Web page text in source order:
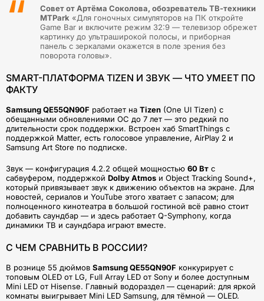
Совет от Артёма Соколова, обозреватель ТВ-техники
MTPark «Для гоночных симуляторов на ПК откройте
Game Bar и включите режим 32:9 — телевизор обрежет
картинку до ультраширокой полосы, и приборная
панель с зеркалами окажется в поле зрения без
поворота головы».
SMART-ПЛАТФОРМА TIZEN И ЗВУК — ЧТО УМЕЕТ ПО
ФАКТУ
Samsung QE55QN90F работает на Tizen (One UI Tizen) с
обещанными обновлениями ОС до 7 лет — это редкий по
длительности срок поддержки. Встроен хаб SmartThings с
поддержкой Matter, есть голосовое управление, AirPlay 2 и
Samsung Art Store по подписке.
Звук — конфигурация 4.2.2 общей мощностью 60 Вт с
сабвуфером, поддержкой Dolby Atmos и Object Tracking Sound+,
который привязывает звук к движению объектов на экране. Для
новостей, сериалов и YouTube этого хватает с запасом; для
полноценного кинотеатра в большой гостиной всё равно стоит
добавить саундбар — и здесь работает Q-Symphony, когда
динамики ТВ и саундбара играют вместе.
С ЧЕМ СРАВНИТЬ В РОССИИ?
В рознице 55 дюймов Samsung QE55QN90F конкурирует с
топовым OLED от LG, Full Array LED от Sony и более доступным
Mini LED от Hisense. Главный водораздел — сценарий: для яркой
комнаты выигрывает Mini LED Samsung, для тёмной — OLED.